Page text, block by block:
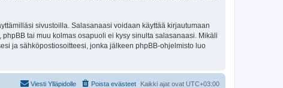
sivustoilla. Salasanaasi voidaan käyttää kirjautumaan
tai muu kolmas osapuoli ei kysy sinulta salasanaasi. Mikäli
ja sähköpostiosoitteesi, jonka jälkeen phpBB-ohjelmisto luo
Kaikki ajat ovat UTC+03:00
Poista evästeet
Viesti Ylläpidolle